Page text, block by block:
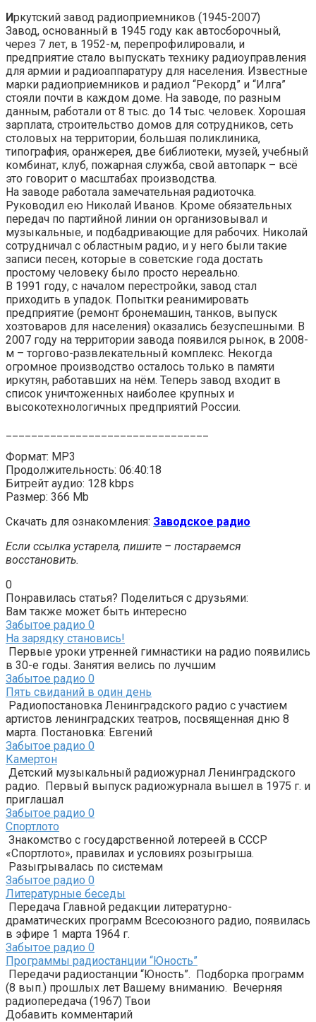
Иркутский завод радиоприемников (1945-2007)
Завод, основанный в 1945 году как автосборочный,
через 7 лет, в 1952-м, перепрофилировали, и
предприятие стало выпускать технику радиоуправления
для армии и радиоаппаратуру для населения. Известные
марки радиоприемников и радиол “Рекорд” и “Илга”
стояли почти в каждом доме. На заводе, по разным
данным, работали от 8 тыс. до 14 тыс. человек. Хорошая
зарплата, строительство домов для сотрудников, сеть
столовых на территории, большая поликлиника,
типография, оранжерея, две библиотеки, музей, учебный
комбинат, клуб, пожарная служба, свой автопарк – всё
это говорит о масштабах производства.
На заводе работала замечательная радиоточка.
Руководил ею Николай Иванов. Кроме обязательных
передач по партийной линии он организовывал и
музыкальные, и подбадривающие для рабочих. Николай
сотрудничал с областным радио, и у него были такие
записи песен, которые в советские года достать
простому человеку было просто нереально.
В 1991 году, с началом перестройки, завод стал
приходить в упадок. Попытки реанимировать
предприятие (ремонт бронемашин, танков, выпуск
хозтоваров для населения) оказались безуспешными. В
2007 году на территории завода появился рынок, в 2008-
м – торгово-развлекательный комплекс. Некогда
огромное производство осталось только в памяти
иркутян, работавших на нём. Теперь завод входит в
список уничтоженных наиболее крупных и
высокотехнологичных предприятий России.
Формат: MP3
Продолжительность: 06:40:18
Битрейт аудио: 128 kbps
Размер: 366 Mb
Скачать для ознакомления: Заводское радио
Если ссылка устарела, пишите – постараемся
восстановить.
0
Понравилась статья? Поделиться с друзьями:
Вам также может быть интересно
Забытое радио 0
На зарядку становись!
Первые уроки утренней гимнастики на радио появились
в 30-е годы. Занятия велись по лучшим
Забытое радио 0
Пять свиданий в один день
Радиопостановка Ленинградского радио с участием
артистов ленинградских театров, посвященная дню 8
марта. Постановка: Евгений
Забытое радио 0
Камертон
Детский музыкальный радиожурнал Ленинградского
радио. Первый выпуск радиожурнала вышел в 1975 г. и
приглашал
Забытое радио 0
Спортлото
Знакомство с государственной лотереей в СССР
«Спортлото», правилах и условиях розыгрыша.
Разыгрывалась по системам
Забытое радио 0
Литературные беседы
Передача Главной редакции литературно-
драматических программ Всесоюзного радио, появилась
в эфире 1 марта 1964 г.
Забытое радио 0
Программы радиостанции “Юность”
Передачи радиостанции “Юность”. Подборка программ
(8 вып.) прошлых лет Вашему вниманию. Вечерняя
радиопередача (1967) Твои
Добавить комментарий